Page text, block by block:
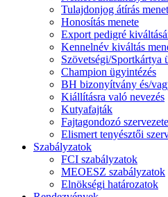
Tulajdonjog átírás
Honosítás menete
Export pedigré
Kennelnév kiváltás
Szövetségi/Sportkártya
Champion ügyintézés
BH bizonyítvány és/
Kiállításra való nevezés
Kutyafajták
Fajtagondozó
Elismert tenyésztői
Szabályzatok
FCI szabályzatok
MEOESZ szabályzatok
Elnökségi határozatok